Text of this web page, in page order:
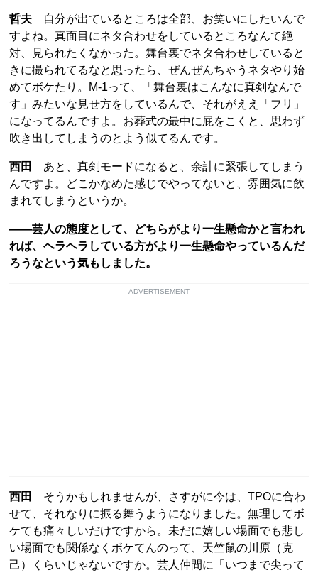
哲夫 自分が出ているところは全部、お笑いにしたいんで
すよね。真面目にネタ合わせをしているところなんて絶
対、見られたくなかった。舞台裏でネタ合わせしていると
きに撮られてるなと思ったら、ぜんぜんちゃうネタやり始
めてボケたり。M-1って、「舞台裏はこんなに真剣なんで
す」みたいな見せ方をしているんで、それがええ「フリ」
になってるんですよ。お葬式の最中に屁をこくと、思わず
吹き出してしまうのとよう似てるんです。
西田
あと、真剣モードになると、余計に緊張してしまう
んですよ。どこかなめた感じでやってないと、雰囲気に飲
まれてしまうというか。
――芸人の態度として、どちらがより一生懸命かと言われ
れば、ヘラヘラしている方がより一生懸命やっているんだ
ろうなという気もしました。
ADVERTISEMENT
西田
そうかもしれませんが、さすがに今は、TPOに合わ
せて、それなりに振る舞うようになりました。無理してボ
ケても痛々しいだけですから。未だに嬉しい場面でも悲し
い場面でも関係なくボケてんのって、天竺鼠の川原（克
己）くらいじゃないですか。芸人仲間に「いつまで尖って